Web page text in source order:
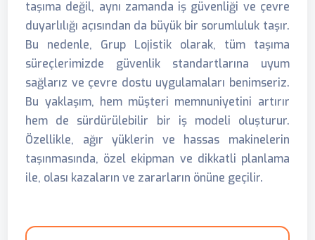
taşıma değil, aynı zamanda iş güvenliği ve çevre
duyarlılığı açısından da büyük bir sorumluluk taşır.
Bu nedenle, Grup Lojistik olarak, tüm taşıma
süreçlerimizde güvenlik standartlarına uyum
sağlarız ve çevre dostu uygulamaları benimseriz.
Bu yaklaşım, hem müşteri memnuniyetini artırır
hem de sürdürülebilir bir iş modeli oluşturur.
Özellikle, ağır yüklerin ve hassas makinelerin
taşınmasında, özel ekipman ve dikkatli planlama
ile, olası kazaların ve zararların önüne geçilir.